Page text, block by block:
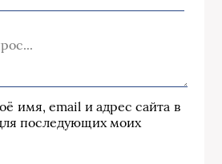
имя, email и адрес сайта в
последующих моих